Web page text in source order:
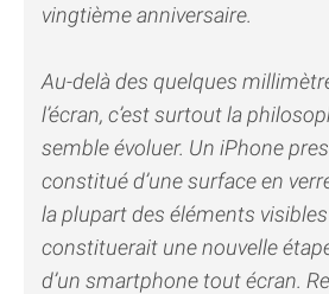
vingtième anniversaire.
Au-delà des quelques
l’écran, c’est surtout la
semble évoluer. Un iPhone
constitué d’une surface en
la plupart des éléments
constituerait une nouvelle
d’un smartphone tout écran.